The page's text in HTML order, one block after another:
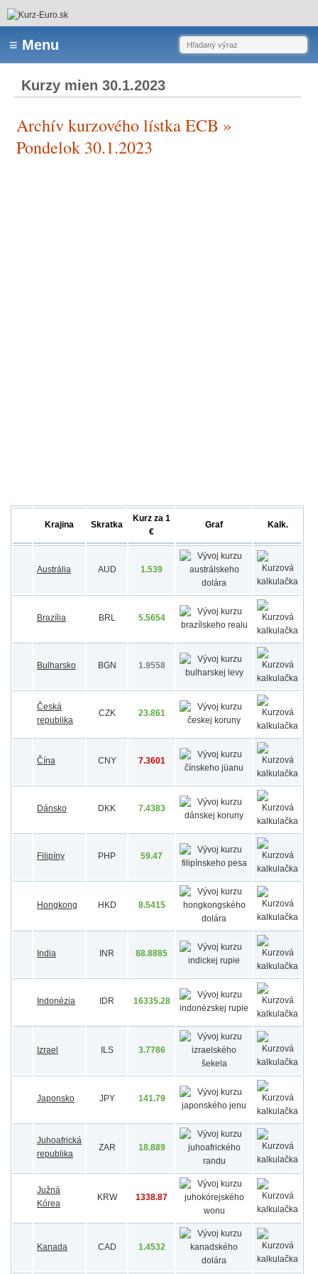
Kurzy mien 30.1.2023
Archív kurzového lístka ECB »
Pondelok 30.1.2023
Krajina Skratka
Kurz za 1
€
Graf Kalk.
Austrália AUD 1.539
Brazília BRL 5.5654
Bulharsko BGN 1.9558
Česká
republika
CZK 23.861
Čína CNY 7.3601
Dánsko DKK 7.4383
Filipíny PHP 59.47
Hongkong HKD 8.5415
India INR 88.8885
Indonézia IDR 16335.28
Izrael ILS 3.7786
Japonsko JPY 141.79
Juhoafrická
republika
ZAR 18.889
Južná
Kórea
KRW 1338.87
Kanada CAD 1.4532